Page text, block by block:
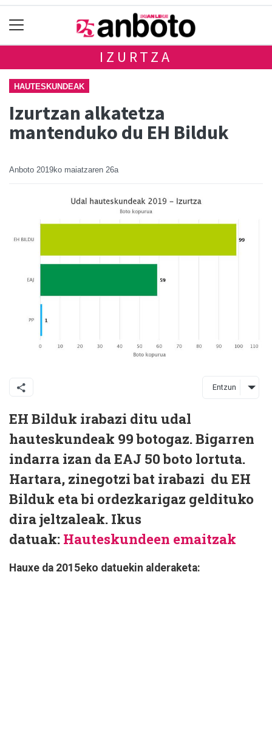
IZURTZA
HAUTESKUNDEAK
Izurtzan alkatetza
mantenduko du EH Bilduk
Anboto 2019ko maiatzaren 26a
Entzun
EH Bilduk irabazi ditu udal
hauteskundeak 99 botogaz. Bigarren
indarra izan da EAJ 50 boto lortuta.
Hartara, zinegotzi bat irabazi du EH
Bilduk eta bi ordezkarigaz geldituko
dira jeltzaleak. Ikus
datuak: Hauteskundeen emaitzak
Hauxe da 2015eko datuekin alderaketa: